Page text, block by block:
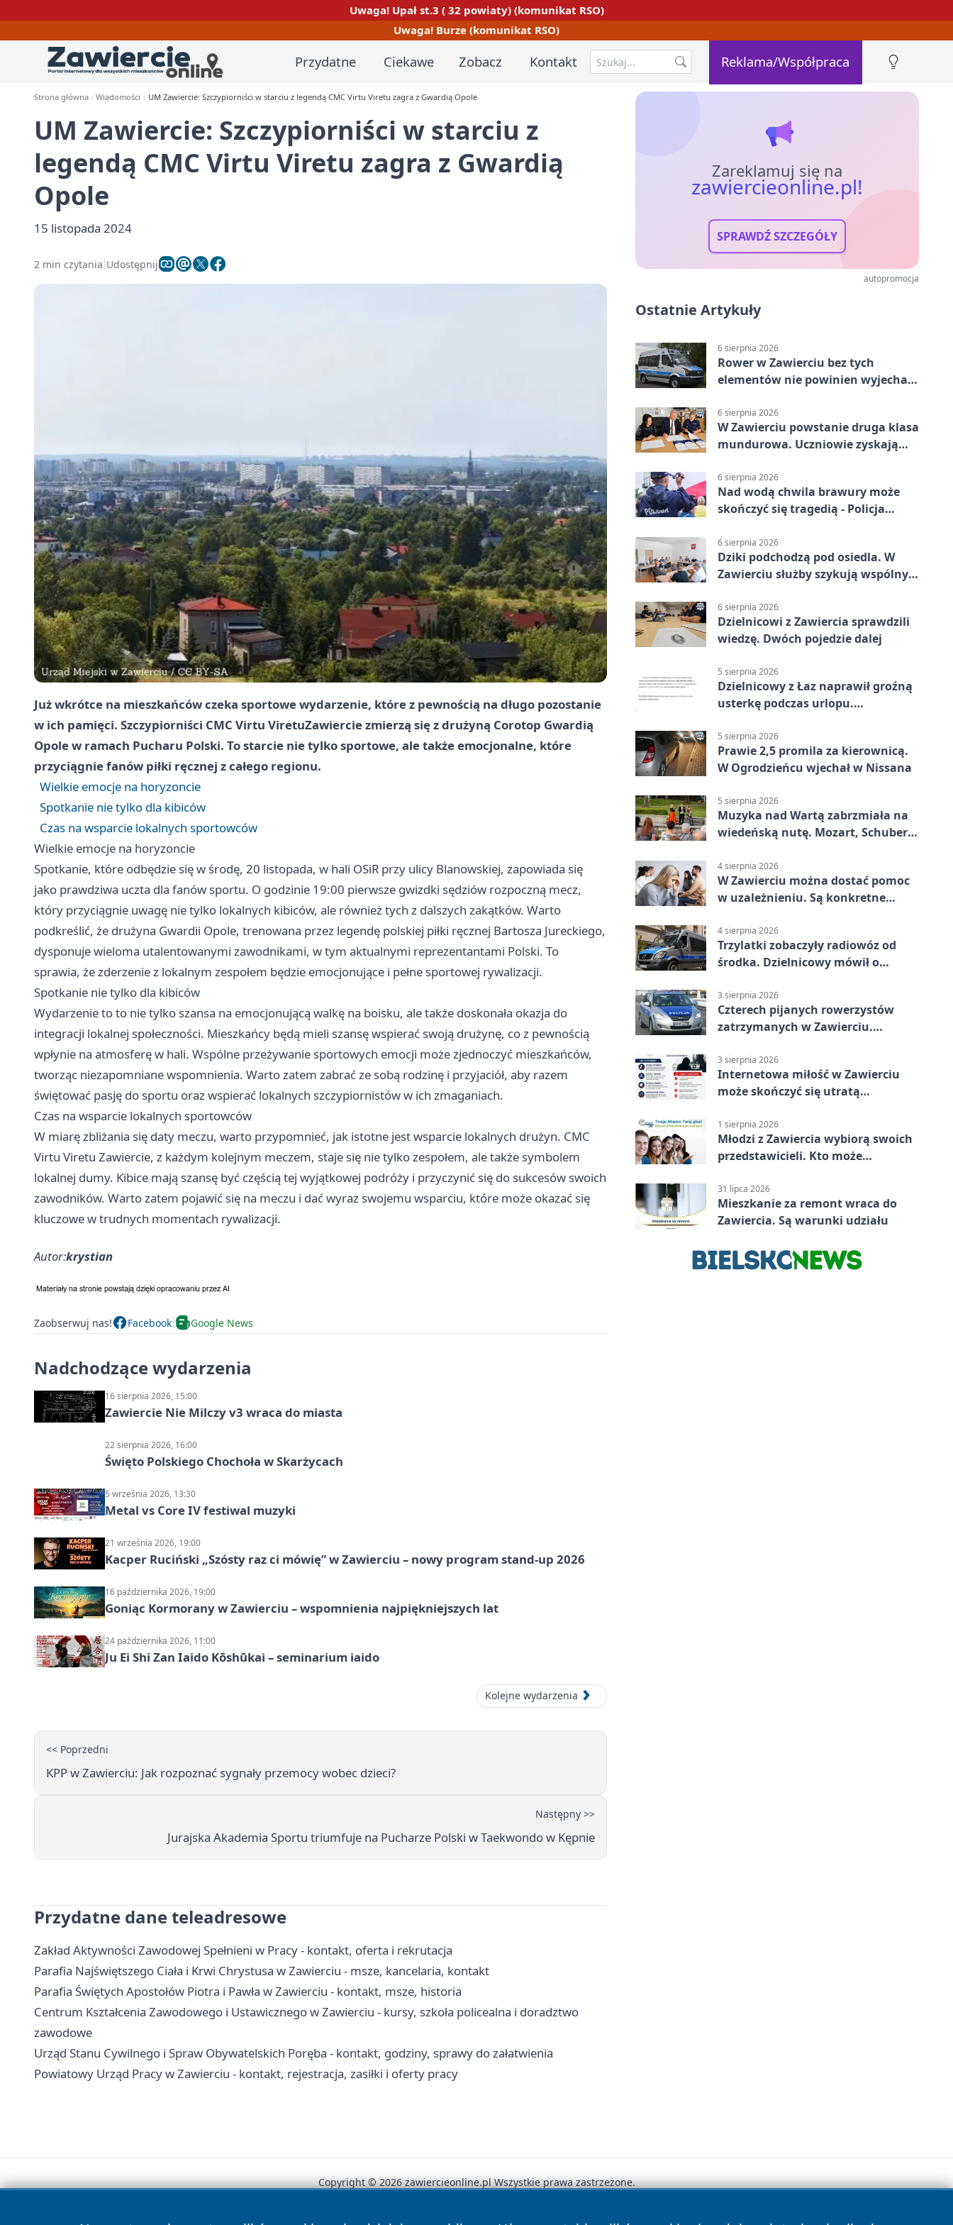
Uwaga! Upał st.3 ( 32 powiaty) (komunikat RSO)
Uwaga! Burze (komunikat RSO)
Przydatne Ciekawe Zobacz Kontakt Reklama/Współpraca
Strona główna Wiadomości UM Zawiercie: Szczypiorniści w starciu z legendą CMC Virtu Viretu zagra z Gwardią Opole
UM Zawiercie: Szczypiorniści w starciu z
legendą CMC Virtu Viretu zagra z Gwardią
Opole
15 listopada 2024
2 min czytania Udostępnij
Już wkrótce na mieszkańców czeka sportowe wydarzenie, które z pewnością na długo pozostanie
w ich pamięci. Szczypiorniści CMC Virtu ViretuZawierciezmierzą się z drużyną Corotop Gwardią
Opolew ramach Pucharu Polski. To starcie nie tylko sportowe, ale także emocjonalne, które
przyciągnie fanów piłki ręcznej z całego regionu.
Wielkie emocje na horyzoncie
Spotkanie nie tylko dla kibiców
Czas na wsparcie lokalnych sportowców
Wielkie emocje na horyzoncie
Spotkanie, które odbędzie się w środę, 20 listopada, w hali OSiR przy ulicy Blanowskiej, zapowiada się
jako prawdziwa uczta dla fanów sportu. O godzinie 19:00 pierwsze gwizdki sędziów rozpoczną mecz,
który przyciągnie uwagę nie tylko lokalnych kibiców, ale również tych z dalszych zakątków. Warto
podkreślić, że drużyna Gwardii Opole, trenowana przez legendę polskiej piłki ręcznej Bartosza Jureckiego,
dysponuje wieloma utalentowanymi zawodnikami, w tym aktualnymi reprezentantami Polski. To
sprawia, że zderzenie z lokalnym zespołem będzie emocjonujące i pełne sportowej rywalizacji.
Spotkanie nie tylko dla kibiców
Wydarzenie to to nie tylko szansa na emocjonującą walkę na boisku, ale także doskonała okazja do
integracji lokalnej społeczności. Mieszkańcy będą mieli szansę wspierać swoją drużynę, co z pewnością
wpłynie na atmosferę w hali. Wspólne przeżywanie sportowych emocji może zjednoczyć mieszkańców,
tworząc niezapomniane wspomnienia. Warto zatem zabrać ze sobą rodzinę i przyjaciół, aby razem
świętować pasję do sportu oraz wspierać lokalnych szczypiornistów w ich zmaganiach.
Czas na wsparcie lokalnych sportowców
W miarę zbliżania się daty meczu, warto przypomnieć, jak istotne jest wsparcie lokalnych drużyn. CMC
Virtu Viretu Zawiercie, z każdym kolejnym meczem, staje się nie tylko zespołem, ale także symbolem
lokalnej dumy. Kibice mają szansę być częścią tej wyjątkowej podróży i przyczynić się do sukcesów swoich
zawodników. Warto zatem pojawić się na meczu i dać wyraz swojemu wsparciu, które może okazać się
kluczowe w trudnych momentach rywalizacji.
Autor:krystian
Zaobserwuj nas! Facebook Google News
Nadchodzące wydarzenia
16 sierpnia 2026, 15:00
Zawiercie Nie Milczy v3 wraca do miasta
22 sierpnia 2026, 16:00
Święto Polskiego Chochoła w Skarżycach
5 września 2026, 13:30
Metal vs Core IV festiwal muzyki
21 września 2026, 19:00
Kacper Ruciński „Szósty raz ci mówię” w Zawierciu – nowy program stand-up 2026
16 października 2026, 19:00
Goniąc Kormorany w Zawierciu – wspomnienia najpiękniejszych lat
24 października 2026, 11:00
Ju Ei Shi Zan Iaido Kōshūkai – seminarium iaido
Kolejne wydarzenia
<< Poprzedni
KPP w Zawierciu: Jak rozpoznać sygnały przemocy wobec dzieci?
Następny >>
Jurajska Akademia Sportu triumfuje na Pucharze Polski w Taekwondo w Kępnie
Przydatne dane teleadresowe
Zakład Aktywności Zawodowej Spełnieni w Pracy - kontakt, oferta i rekrutacja
Parafia Najświętszego Ciała i Krwi Chrystusa w Zawierciu - msze, kancelaria, kontakt
Parafia Świętych Apostołów Piotra i Pawła w Zawierciu - kontakt, msze, historia
Centrum Kształcenia Zawodowego i Ustawicznego w Zawierciu - kursy, szkoła policealna i doradztwo
zawodowe
Urząd Stanu Cywilnego i Spraw Obywatelskich Poręba - kontakt, godziny, sprawy do załatwienia
Powiatowy Urząd Pracy w Zawierciu - kontakt, rejestracja, zasiłki i oferty pracy
Zareklamuj się na
zawiercieonline.pl!
SPRAWDŹ SZCZEGÓŁY
autopromocja
Ostatnie Artykuły
6 sierpnia 2026
Rower w Zawierciu bez tych
elementów nie powinien wyjechać
6 sierpnia 2026
W Zawierciu powstanie druga klasa
mundurowa. Uczniowie zyskają
6 sierpnia 2026
Nad wodą chwila brawury może
skończyć się tragedią - Policja
6 sierpnia 2026
Dziki podchodzą pod osiedla. W
Zawierciu służby szykują wspólny
6 sierpnia 2026
Dzielnicowi z Zawiercia sprawdzili
wiedzę. Dwóch pojedzie dalej
5 sierpnia 2026
Dzielnicowy z Łaz naprawił groźną
usterkę podczas urlopu.
5 sierpnia 2026
Prawie 2,5 promila za kierownicą.
W Ogrodzieńcu wjechał w Nissana
5 sierpnia 2026
Muzyka nad Wartą zabrzmiała na
wiedeńską nutę. Mozart, Schubert i
4 sierpnia 2026
W Zawierciu można dostać pomoc
w uzależnieniu. Są konkretne
4 sierpnia 2026
Trzylatki zobaczyły radiowóz od
środka. Dzielnicowy mówił o
3 sierpnia 2026
Czterech pijanych rowerzystów
zatrzymanych w Zawierciu.
promila
3 sierpnia 2026
Internetowa miłość w Zawierciu
może skończyć się utratą
1 sierpnia 2026
Młodzi z Zawiercia wybiorą swoich
przedstawicieli. Kto może
31 lipca 2026
Mieszkanie za remont wraca do
Zawiercia. Są warunki udziału
Copyright © 2026 zawiercieonline.pl Wszystkie prawa zastrzeżone.